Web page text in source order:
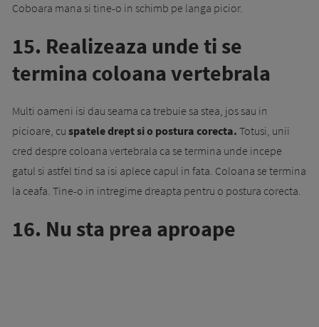
Coboara mana si tine-o in schimb pe langa picior.
15. Realizeaza unde ti se
termina coloana vertebrala
Multi oameni isi dau seama ca trebuie sa stea, jos sau in
picioare, cu spatele drept si o postura corecta. Totusi, unii
cred despre coloana vertebrala ca se termina unde incepe
gatul si astfel tind sa isi aplece capul in fata. Coloana se termina
la ceafa. Tine-o in intregime dreapta pentru o postura corecta.
16. Nu sta prea aproape